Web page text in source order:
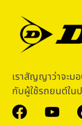
เราสัญญาว่าจะม
กับผู้ใช้รถยนต์ใน